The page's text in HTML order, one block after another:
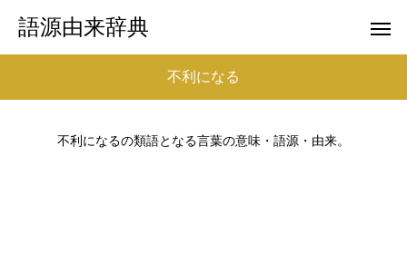
語源由来辞典
不利になる
不利になるの類語となる言葉の意味・語源・由来。